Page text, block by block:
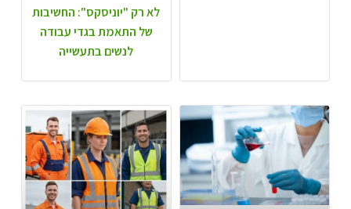
לא רק "יוניסקס": החשיבות
של התאמת בגדי עבודה
לנשים בתעשייה